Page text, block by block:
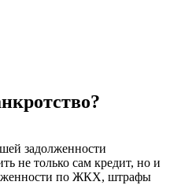
задолженности
не только сам кредит, но и
по ЖКХ, штрафы